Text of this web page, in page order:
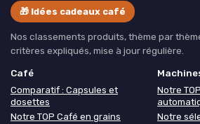
🎁 Idées cadeaux café
Nos classements produits, thème par
critères expliqués, mise à jour régulière.
Café
Comparatif : Capsules et
dosettes
Notre TOP Café en grains
Notre
Notre